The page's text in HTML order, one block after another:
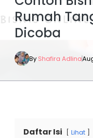
Rumah
Dicoba
By Shafira Adlina
Daftar Isi Lihat